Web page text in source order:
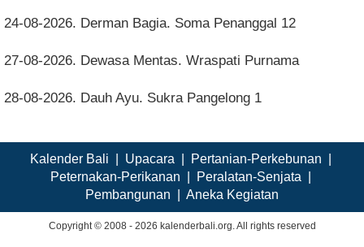
24-08-2026. Derman Bagia. Soma Penanggal 12
27-08-2026. Dewasa Mentas. Wraspati Purnama
28-08-2026. Dauh Ayu. Sukra Pangelong 1
Kalender Bali Upacara Pertanian-Perkebunan
Peternakan-Perikanan
Peralatan-Senjata
Pembangunan
Aneka Kegiatan
Copyright © 2008 - 2026 kalenderbali.org. All rights reserved